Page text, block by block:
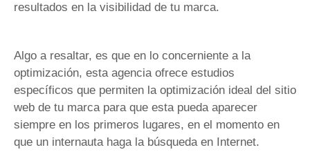
resultados en la visibilidad de tu marca.
Algo a resaltar, es que en lo concerniente a la
optimización, esta agencia ofrece estudios
específicos que permiten la optimización ideal del sitio
web de tu marca para que esta pueda aparecer
siempre en los primeros lugares, en el momento en
que un internauta haga la búsqueda en Internet.